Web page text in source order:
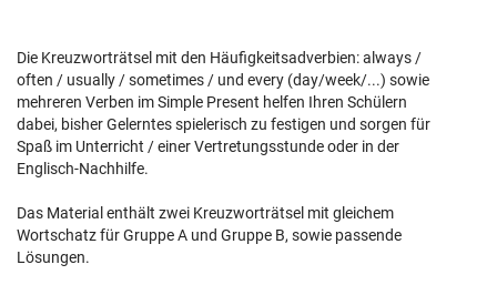
Die Kreuzworträtsel mit den Häufigkeitsadverbien: always /
often / usually / sometimes / und every (day/week/...) sowie
mehreren Verben im Simple Present helfen Ihren Schülern
dabei, bisher Gelerntes spielerisch zu festigen und sorgen für
Spaß im Unterricht / einer Vertretungsstunde oder in der
Englisch-Nachhilfe.
Das Material enthält zwei Kreuzworträtsel mit gleichem
Wortschatz für Gruppe A und Gruppe B, sowie passende
Lösungen.